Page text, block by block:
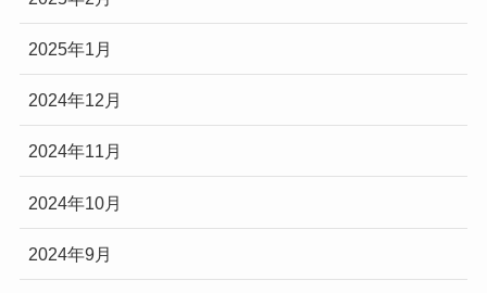
2025年1月
2024年12月
2024年11月
2024年10月
2024年9月